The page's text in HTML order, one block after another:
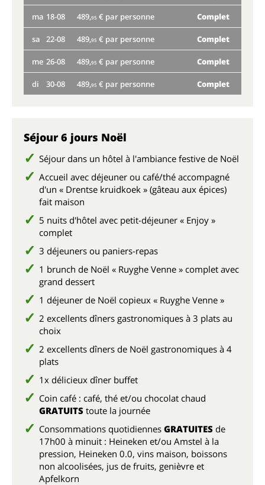
ma 18-08 489,95 € par personne Complet
sa 22-08 489,95 € par personne Complet
me 26-08 489,95 € par personne Complet
di 30-08 489,95 € par personne Complet
Séjour 6 jours Noël
Séjour dans un hôtel à l'ambiance festive de Noël
Accueil avec déjeuner ou café/thé accompagné
d'un « Drentse kruidkoek » (gâteau aux épices)
fait maison
5 nuits d'hôtel avec petit-déjeuner « Enjoy »
complet
3 déjeuners ou paniers-repas
1 brunch de Noël « Ruyghe Venne » complet avec
grand dessert
1 déjeuner de Noël copieux « Ruyghe Venne »
2 excellents dîners gastronomiques à 3 plats au
choix
2 excellents dîners de Noël gastronomiques à 4
plats
1x délicieux dîner buffet
Coin café : café, thé et/ou chocolat chaud
GRATUITS toute la journée
Consommations quotidiennes GRATUITES de
17h00 à minuit : Heineken et/ou Amstel à la
pression, Heineken 0.0, vins maison, boissons
non alcoolisées, jus de fruits, genièvre et
Apfelkorn